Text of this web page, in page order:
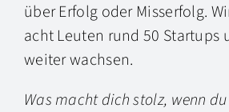
über Erfolg oder Misserfolg.
acht Leuten rund 50 Startups
weiter wachsen.
Was macht dich stolz, wenn